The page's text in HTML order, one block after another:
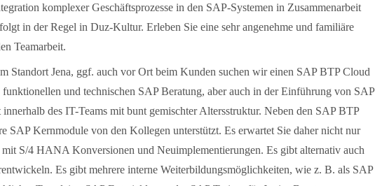
komplexer Geschäftsprozesse in den SAP-Systemen in Zusammenarbeit
in der Regel in Duz-Kultur. Erleben Sie eine sehr angenehme und familiäre
Teamarbeit.
Standort Jena, ggf. auch vor Ort beim Kunden suchen wir einen SAP BTP Cloud
und technischen SAP Beratung, aber auch in der Einführung von SAP
des IT-Teams mit bunt gemischter Altersstruktur. Neben den SAP BTP
SAP Kernmodule von den Kollegen unterstützt. Es erwartet Sie daher nicht nur
mit S/4 HANA Konversionen und Neuimplementierungen. Es gibt alternativ auch
Es gibt mehrere interne Weiterbildungsmöglichkeiten, wie z. B. als SAP